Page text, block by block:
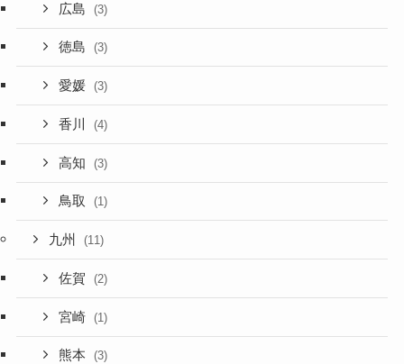
広島 (3)
徳島 (3)
愛媛 (3)
香川 (4)
高知 (3)
鳥取 (1)
九州 (11)
佐賀 (2)
宮崎 (1)
熊本 (3)